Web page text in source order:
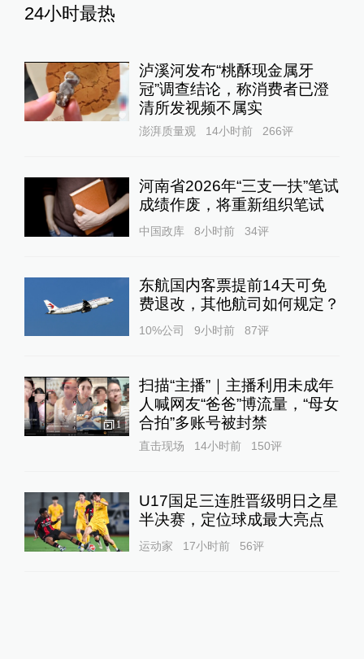
24小时最热
泸溪河发布“桃酥现金属牙
冠”调查结论，称消费者已澄
清所发视频不属实
澎湃质量观 14小时前 266评
河南省2026年“三支一扶”笔试
成绩作废，将重新组织笔试
中国政库 8小时前 34评
东航国内客票提前14天可免
费退改，其他航司如何规定？
10%公司 9小时前 87评
1
扫描“主播”｜主播利用未成年
人喊网友“爸爸”博流量，“母女
合拍”多账号被封禁
直击现场 14小时前 150评
U17国足三连胜晋级明日之星
半决赛，定位球成最大亮点
运动家 17小时前 56评